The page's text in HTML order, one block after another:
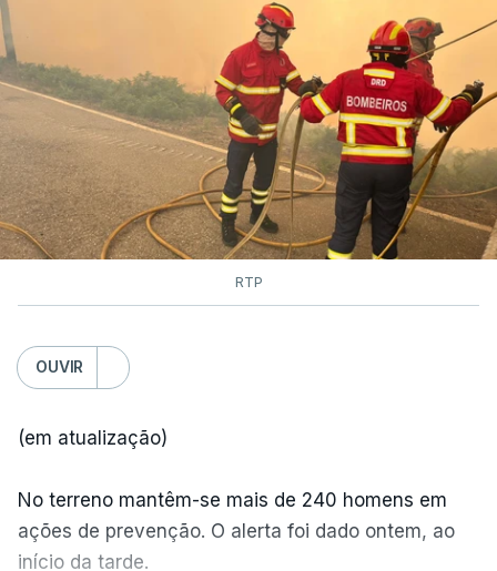
RTP
OUVIR
(em atualização)
No terreno mantêm-se mais de 240 homens em
ações de prevenção. O alerta foi dado ontem, ao
início da tarde.